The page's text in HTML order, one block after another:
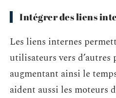
Intégrer des liens
Les liens internes
utilisateurs vers d’autres
augmentant ainsi le
aident aussi les moteurs